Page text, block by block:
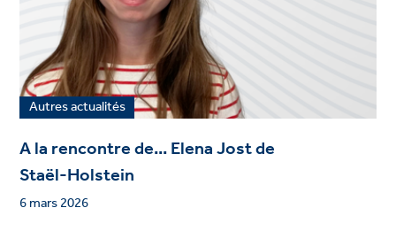
Autres actualités
A la rencontre de... Elena Jost de
Staël‑Holstein
6 mars 2026